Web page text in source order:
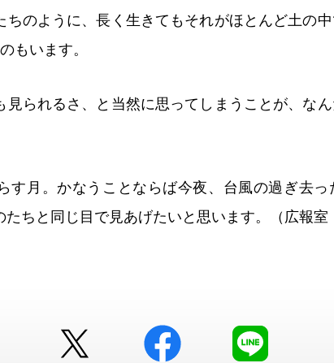
ちのように、長く生きてもそれがほとんど土の
もいます。
見られるさ、と当然に思ってしまうことが、な
す月。かなうことならば今夜、台風の過ぎ去
ちと同じ目で見あげたいと思います。（広報室
facebook